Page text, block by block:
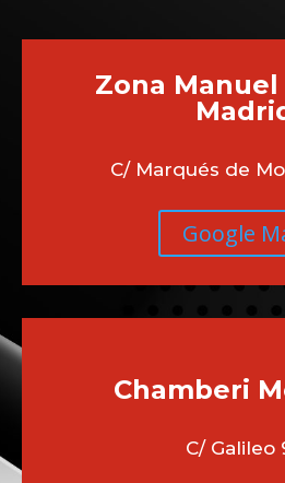
Zona Manuel
C/ Marqués de
Google
Chamberi
C/ Galileo